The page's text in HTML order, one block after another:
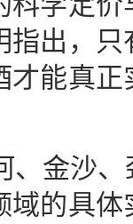
指出，
才能真
、金沙
域的具